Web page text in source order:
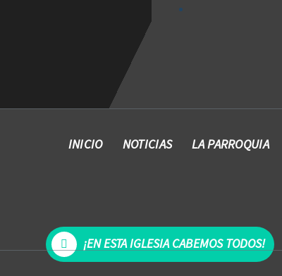
INICIO NOTICIAS LA PARROQUIA
¡EN ESTA IGLESIA CABEMOS TODOS!